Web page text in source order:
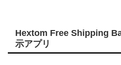
Hextom Free Shipping
示アプリ